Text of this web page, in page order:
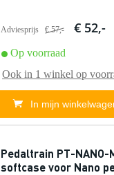
Adviesprijs € 57,- € 52,-
Op voorraad
Ook in 1 winkel op
In mijn
Pedaltrain PT-NANO-
softcase voor Nano